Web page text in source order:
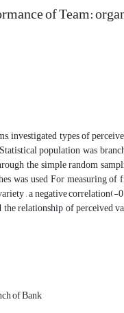
of Team:
investigated types of
population was
the simple random
used For measuring
, a negative
relationship of perceived
of Bank